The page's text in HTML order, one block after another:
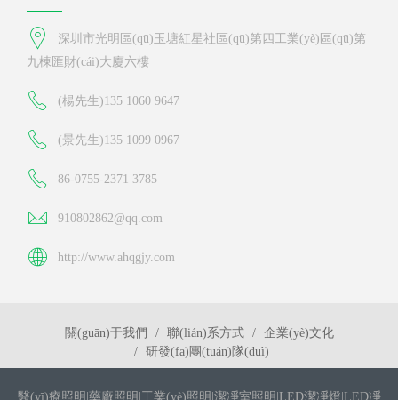
深圳市光明區(qū)玉塘紅星社區(qū)第四工業(yè)區(qū)第
九棟匯財(cái)大廈六樓
(楊先生)135 1060 9647
(景先生)135 1099 0967
86-0755-2371 3785
910802862@qq.com
http://www.ahqgjy.com
關(guān)于我們 聯(lián)系方式
企業(yè)文化
研發(fā)團(tuán)隊(duì)
醫(yī)療照明|藥廠照明|工業(yè)照明|潔凈室照明|LED潔凈燈|LED凈